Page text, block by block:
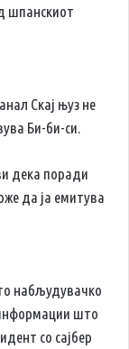
шпанскиот
Скај њуз не
Би-би-си.
дека поради
да ја емитува
набљудувачко
што
со сајбер